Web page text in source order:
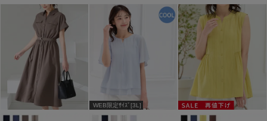
WEB限定ｻｲｽﾞ[3L]